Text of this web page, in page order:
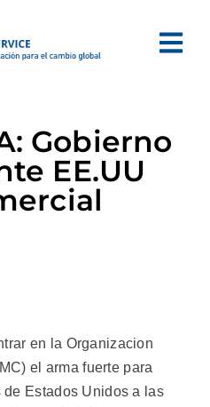
Gobierno
EE.UU
en la Organizacion
el arma fuerte para
Estados Unidos a las